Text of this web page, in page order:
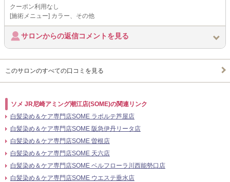
クーポン利用なし
[施術メニュー] カラー、その他
サロンからの返信コメントを見る
このサロンのすべての口コミを見る
ソメ JR尼崎アミング潮江店(SOME)の関連リンク
白髪染め＆ケア専門店SOME ラポルテ芦屋店
白髪染め＆ケア専門店SOME 阪急伊丹リータ店
白髪染め＆ケア専門店SOME 曽根店
白髪染め＆ケア専門店SOME 天六店
白髪染め＆ケア専門店SOME ベルフローラ川西能勢口店
白髪染め＆ケア専門店SOME ウエステ垂水店